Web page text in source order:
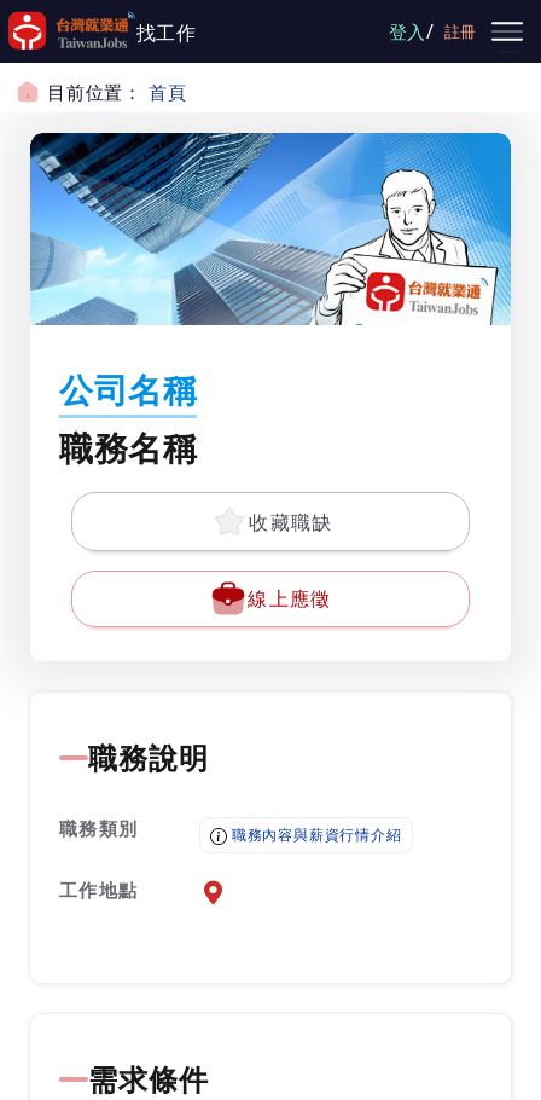
跳到主要內容
找工作 登入/ 註冊
目前位置： 首頁
公司名稱
職務名稱
收藏職缺
線上應徵
職務說明
職務類別 職務內容與薪資行情介紹
工作地點 前往查看地圖
需求條件